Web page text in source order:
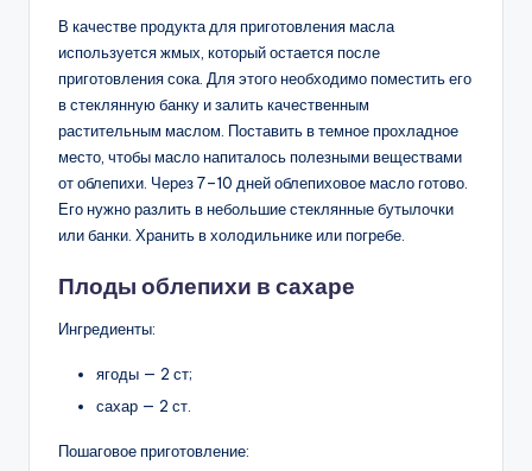
В качестве продукта для приготовления масла
используется жмых, который остается после
приготовления сока. Для этого необходимо поместить его
в стеклянную банку и залить качественным
растительным маслом. Поставить в темное прохладное
место, чтобы масло напиталось полезными веществами
от облепихи. Через 7–10 дней облепиховое масло готово.
Его нужно разлить в небольшие стеклянные бутылочки
или банки. Хранить в холодильнике или погребе.
Плоды облепихи в сахаре
Ингредиенты:
ягоды — 2 ст;
сахар — 2 ст.
Пошаговое приготовление: